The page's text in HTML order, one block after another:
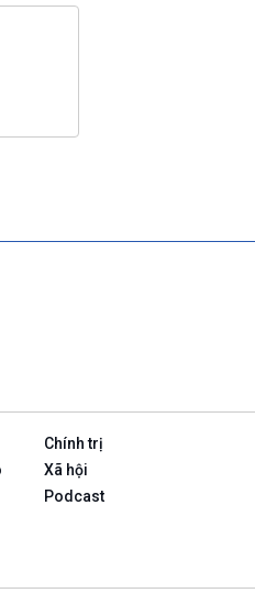
Chính trị
Xã hội
Podcast